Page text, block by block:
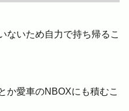
ないため自力で持ち帰るこ
か愛車のNBOXにも積むこ